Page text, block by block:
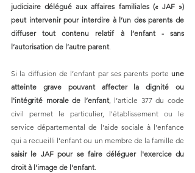
judiciaire délégué aux affaires familiales (« JAF »)
peut intervenir pour interdire à l’un des parents de
diffuser tout contenu relatif à l’enfant - sans
l’autorisation de l’autre parent.
Si la diffusion de l’enfant par ses parents porte une
atteinte grave pouvant affecter la dignité ou
l'intégrité morale de l’enfant, l’article 377 du code
civil permet le particulier, l'établissement ou le
service départemental de l'aide sociale à l'enfance
qui a recueilli l'enfant ou un membre de la
saisir le JAF pour se faire déléguer l'exercice du
droit à l'image de l'enfant.